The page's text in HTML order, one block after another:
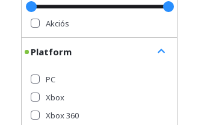
Akciós
Platform
PC
Xbox
Xbox 360